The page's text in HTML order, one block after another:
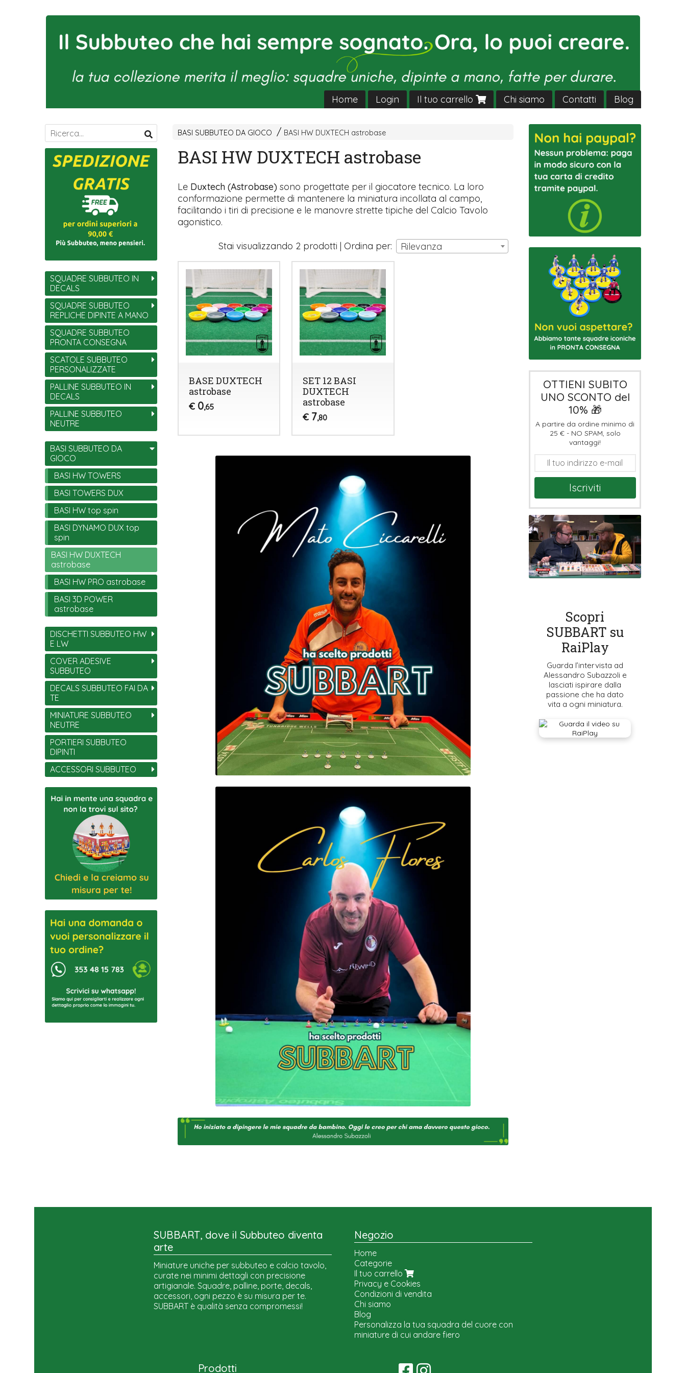
Home Login Il tuo carrello Chi siamo Contatti Blog
BASI SUBBUTEO DA GIOCO BASI HW DUXTECH astrobase
BASI HW DUXTECH astrobase
Le Duxtech (Astrobase) sono progettate per il giocatore tecnico. La loro
conformazione permette di mantenere la miniatura incollata al campo,
facilitando i tiri di precisione e le manovre strette tipiche del Calcio Tavolo
agonistico.
Stai visualizzando 2 prodotti | Ordina per: Rilevanza
BASE DUXTECH
astrobase
€ 0,65
SET 12 BASI
DUXTECH
astrobase
€ 7,80
SQUADRE SUBBUTEO IN
DECALS
SQUADRE SUBBUTEO
REPLICHE DIPINTE A MANO
SQUADRE SUBBUTEO
PRONTA CONSEGNA
SCATOLE SUBBUTEO
PERSONALIZZATE
PALLINE SUBBUTEO IN
DECALS
PALLINE SUBBUTEO
NEUTRE
BASI SUBBUTEO DA
GIOCO
BASI HW TOWERS
BASI TOWERS DUX
BASI HW top spin
BASI DYNAMO DUX top
spin
BASI HW DUXTECH
astrobase
BASI HW PRO astrobase
BASI 3D POWER
astrobase
DISCHETTI SUBBUTEO HW
E LW
COVER ADESIVE
SUBBUTEO
DECALS SUBBUTEO FAI DA
TE
MINIATURE SUBBUTEO
NEUTRE
PORTIERI SUBBUTEO
DIPINTI
ACCESSORI SUBBUTEO
OTTIENI SUBITO
UNO SCONTO del
10% 🎁
A partire da ordine minimo di
25 € - NO SPAM, solo
vantaggi!
Iscriviti
Scopri
SUBBART su
RaiPlay
Guarda l’intervista ad
Alessandro Subazzoli e
lasciati ispirare dalla
passione che ha dato
vita a ogni miniatura.
SUBBART, dove il Subbuteo diventa
arte
Miniature uniche per subbuteo e calcio tavolo,
curate nei minimi dettagli con precisione
artigianale. Squadre, palline, porte, decals,
accessori, ogni pezzo è su misura per te.
SUBBART è qualità senza compromessi!
Negozio
Home
Categorie
Il tuo carrello
Privacy e Cookies
Condizioni di vendita
Chi siamo
Blog
Personalizza la tua squadra del cuore con
miniature di cui andare fiero
Prodotti